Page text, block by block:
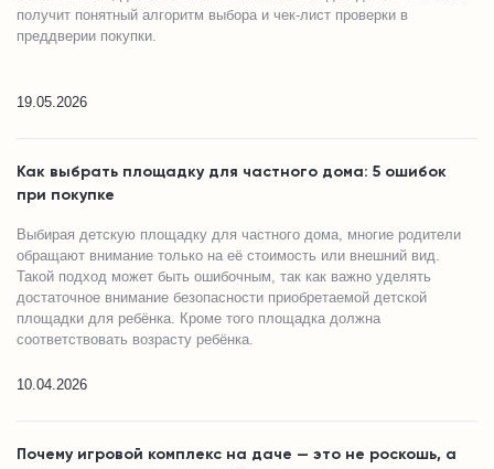
получит понятный алгоритм выбора и чек-лист проверки в
преддверии покупки.
19.05.2026
Как выбрать площадку для частного дома: 5 ошибок
при покупке
Выбирая детскую площадку для частного дома, многие родители
обращают внимание только на её стоимость или внешний вид.
Такой подход может быть ошибочным, так как важно уделять
достаточное внимание безопасности приобретаемой детской
площадки для ребёнка. Кроме того площадка должна
соответствовать возрасту ребёнка.
10.04.2026
Почему игровой комплекс на даче — это не роскошь, а